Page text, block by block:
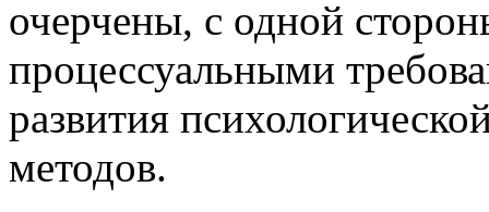
очерчены, с одной
процессуальными
развития
методов.